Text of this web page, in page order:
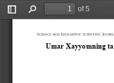
Toggle
Find
of 5
Umar Xayyomning
“Science and Education” Scientific